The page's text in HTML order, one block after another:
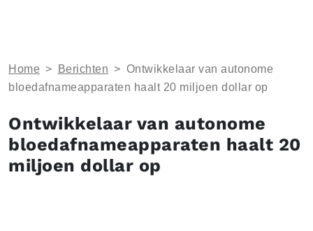
Home > Berichten > Ontwikkelaar van autonome
bloedafnameapparaten haalt 20 miljoen dollar op
Ontwikkelaar van autonome
bloedafnameapparaten haalt 20
miljoen dollar op